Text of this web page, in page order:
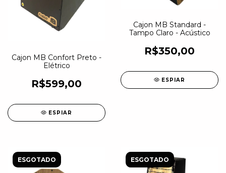
Cajon MB Confort Preto -
Elétrico
R$599,00
ESPIAR
Cajon MB Standard -
Tampo Claro - Acústico
R$350,00
ESPIAR
ESGOTADO ESGOTADO